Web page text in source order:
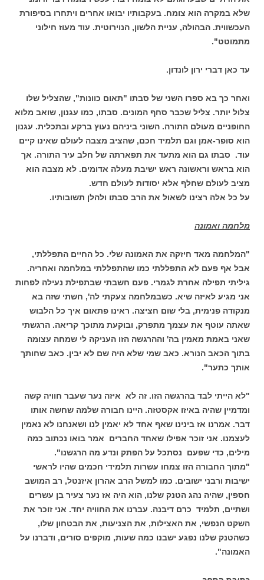
שלא במקרה הוא צומח. בעקבותיו יבואו אחרים ויתחרו בסיפורת
העכשווית. הבהולה, עניית הלשון, הנוירוטית. עוד מעוז חילוני
מתמוטט".
עד כאן דברי ירון לונדון.
ואחר כך בא ספרו השני של סבתו "תאום כוונות", שהצליל שלו
צלול יותר. צליל שכבר סחף המונים. סבתו, כמו עגנון, שואב מלוא
החופניים מעולם התורה. השוני ביניהם נעוץ ברקע ובתכלית. עגנון
הוא סופר-אמן וגם תלמיד חכם, שהציב מצבה לעולם שאינו קיים
עוד. סבתו גם הוא מתעד את תפארתה של חלב עיר התורה. אך
הוא בראש וראשונה ראש ישיבת מעלה אדומים. לא מצבה הוא
מציב לעולם שחלף אלא יסודות לעולם חדש.
על כל אלה רצינו לשאול את הרב סבתו ולהלן תשובותיו.
מלחמה ואמונה
"המלחמה מאד חיזקה את האמונה שלי. כל החיים התפללתי,
אבל אף פעם לא התפללתי כמו שהתפללתי במלחמה ואחריה.
גיליתי תפילה אחרת לגמרי. פעם חשבתי שבתפילת נעילה לפחות
אני מגיע לאיזה שיא. כשבמלחמה צעקתי לה', חשתי שזה בא
מנקודה פנימית, בלי שום חציצה. ראינו פתאום איך כל הלבוש
שאתה עוטף את עצמך מתפרק, ובוקעת מתוכך קריאה. הרגשתי
שאני באמת מאמין בה' וההרגשה הזו העניקה לי שמחה עצומה
בתוך הכאב הנורא. כאב שמי שלא היה שם לא יבין. כאב שחותך
אותך כתער".
"לא הייתי לבד בהרגשה הזו. זה לא איזה נער שעבר חוויה קשה
ומדמיין שהיה באיזו אקסטזה. היינו חבורה שלמה שחשה אותו
דבר. אמרנו אז בינינו שאף אחד לא יאמין לנו ושאנחנו לא נאמין
לעצמנו. אני זוכר אפילו שאחד החברים אמר בואו נכתוב כמה
מילים, כדי שפעם נסתכל על הפתק ונדע מה הרגשנו".
"מתוך החבורה הזו צמחו עשרות תלמידי חכמים שהיו לראשי
ישיבות ורבני ישובים. כמו למשל הרב אהרון איזנטל, רב המושב
חספין, שהיה נהג הטנק שלנו, הוא היה אז נער צעיר בן עשרים
ושתיים, תלמיד כרם דיבנה. עברנו את החוויה יחד. אני זוכר את
השקט הנפשי, את האצילות, את הצניעות, את הבטחון שלו,
כשהטנק שלנו נפגע ישבנו כמה שעות, מוקפים סורים, ודברנו על
האמונה".